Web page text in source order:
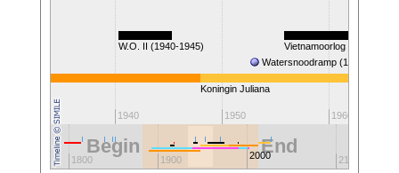
1940 1950 1960
Vietnamoorlog (1955-
Watersnoodramp (1953)
Koningin Juliana
W.O. II (1940-1945)
1800 1900 2000 2100
Begin End